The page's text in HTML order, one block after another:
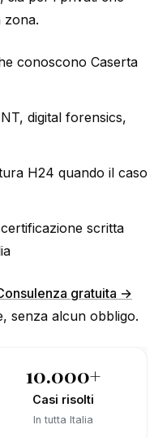
zona.
conoscono Caserta
digital forensics,
H24 quando il caso
scritta
gratuita →
senza alcun obbligo.
10.000+
Casi risolti
In tutta Italia